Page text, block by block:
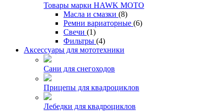
Товары марки HAWK MOTO
Масла и смазки (8)
Ремни вариаторные (6)
Свечи (1)
Фильтры (4)
Аксессуары для мототехники
Сани для снегоходов
Прицепы для квадроциклов
Лебедки для квадроциклов